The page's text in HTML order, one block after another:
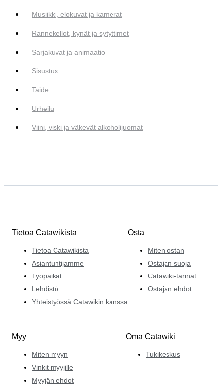
Musiikki, elokuvat ja kamerat
Rannekellot, kynät ja sytyttimet
Sarjakuvat ja animaatio
Sisustus
Taide
Urheilu
Viini, viski ja väkevät alkoholijuomat
Tietoa Catawikista
Tietoa Catawikista
Asiantuntijamme
Työpaikat
Lehdistö
Yhteistyössä Catawikin kanssa
Osta
Miten ostan
Ostajan suoja
Catawiki-tarinat
Ostajan ehdot
Myy
Miten myyn
Vinkit myyjille
Myyjän ehdot
Oma Catawiki
Tukikeskus